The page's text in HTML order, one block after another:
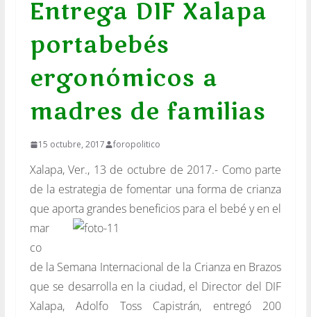
Entrega DIF Xalapa
portabebés
ergonómicos a
madres de familias
15 octubre, 2017 foropolitico
Xalapa, Ver., 13 de octubre de 2017.- Como parte
de la estrategia de fomentar una forma de crianza
que aporta grandes beneficios para el bebé y en el
mar
co
de la Semana Internacional de la Crianza en Brazos
que se desarrolla en la ciudad, el Director del DIF
Xalapa, Adolfo Toss Capistrán, entregó 200